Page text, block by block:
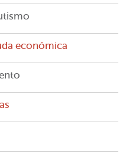
económica